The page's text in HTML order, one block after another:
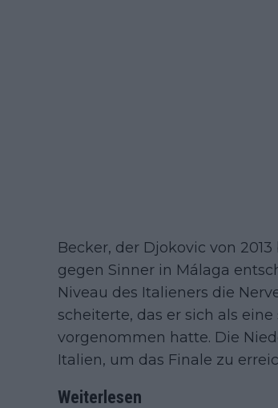
Becker, der Djokovic von
gegen Sinner in Málaga
Niveau des Italieners die
scheiterte, das er sich als
vorgenommen hatte. Die
Italien, um das Finale zu
Weiterlesen